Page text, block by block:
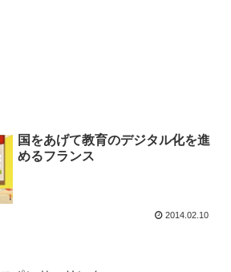
国をあげて教育のデジタル化を進
めるフランス
2014.02.10